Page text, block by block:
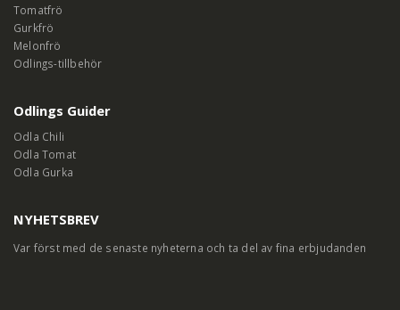
Tomatfrö
Gurkfrö
Melonfrö
Odlings-tillbehör
Odlings Guider
Odla Chili
Odla Tomat
Odla Gurka
NYHETSBREV
Var först med de senaste nyheterna och ta del av fina erbjudanden